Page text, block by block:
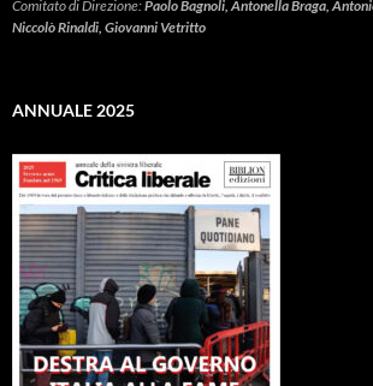
Comitato di Direzione:Paolo Bagnoli, Antonella Braga,
Niccolò Rinaldi, Giovanni Vetritto
ANNUALE 2025